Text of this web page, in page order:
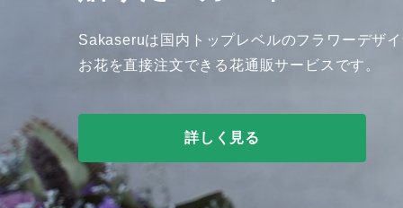
Sakaseruは国内トップレベルのフラワーデザ
お花を直接注文できる花通販サービスです。
詳しく見る